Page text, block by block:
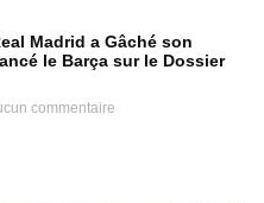
Madrid a Gâché son
le Barça sur le Dossier
commentaire